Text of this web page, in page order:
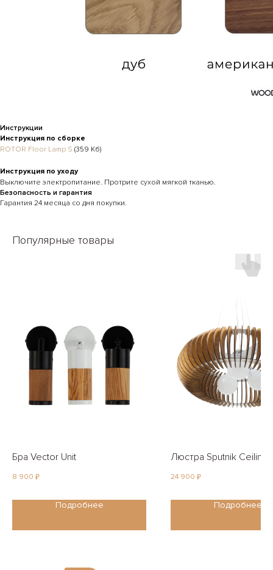
Инструкции
Инструкция по сборке
ROTOR Floor Lamp S (359 Кб)
Инструкция по уходу
Выключите электропитание. Протрите сухой мягкой тканью.
Безопасность и гарантия
Гарантия 24 месяца со дня покупки.
Популярные товары
Бра Vector Unit
8 900 ₽
Подробнее
Люстра Sputnik Ceiling
24 900 ₽
Подробнее
магазин WOODLED. Все права
Политика конфиденциальности
Мой Дизайн
Вдохновение
GoGrow
Каталог